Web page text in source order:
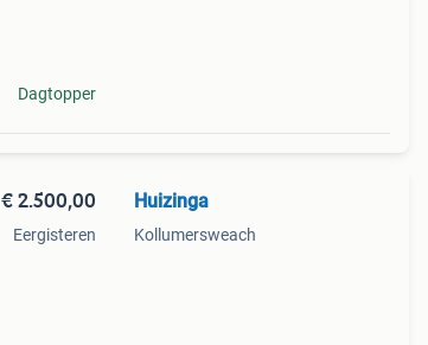
Dagtopper
€ 2.500,00
Eergisteren
Huizinga
Kollumersweach